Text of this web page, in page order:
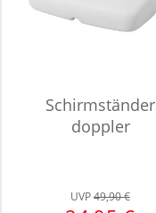
Schirmständer
doppler
UVP49,90 €